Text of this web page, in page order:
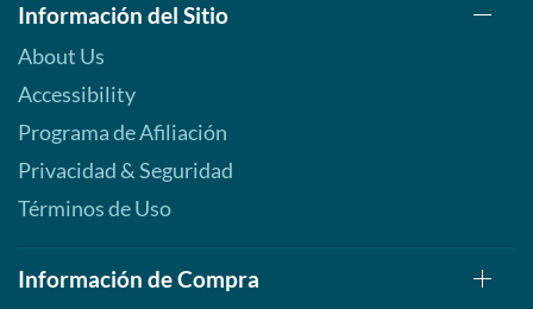
Información del Sitio
About Us
Accessibility
Programa de Afiliación
Privacidad & Seguridad
Términos de Uso
Información de Compra